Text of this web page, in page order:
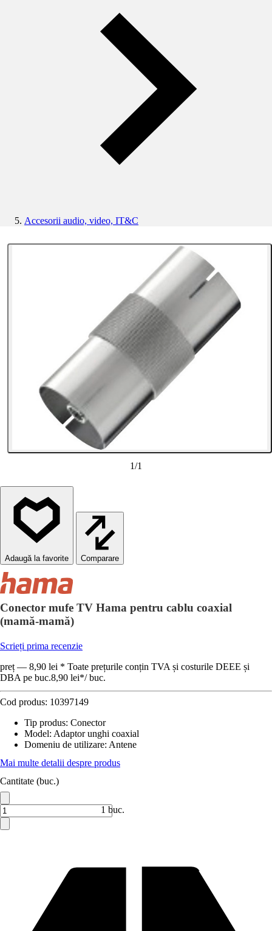
Accesorii audio, video, IT&C
1/1
Comparare
Conector mufe TV Hama pentru cablu coaxial
(mamă-mamă)
Scrieți prima recenzie
preț — 8,90 lei * Toate prețurile conțin TVA și costurile DEEE și
DBA pe buc.8,90 lei*/ buc.
Cod produs: 10397149
Tip produs: Conector
Model: Adaptor unghi coaxial
Domeniu de utilizare: Antene
Mai multe detalii despre produs
Cantitate (buc.)
1 buc.